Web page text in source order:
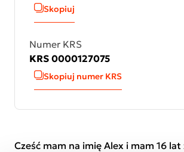
Skopiuj
Numer KRS
KRS 0000127075
Skopiuj numer KRS
Cześć mam na imię Alex i mam 16 lat